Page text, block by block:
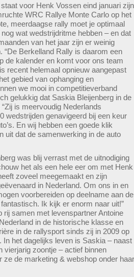
voor Henk Vossen eind januari zijn
WRC Rallye Monte Carlo op het
meerdaagse rally moet je optimaal
wat wedstrijdritme hebben – en dat
van het jaar zijn er weinig
“De Berkelland Rally is daarom een
de kalender en komt voor ons team
recent helemaal opnieuw aangepast
gebied van ophanging en
we mooi in competitieverband
gelukkig dat Saskia Bleijenberg in de
“Zij is meervoudig Nederlands
wedstrijden genavigeerd bij een keur
En wij hebben een goede klik
uit dat de samenwerking in de auto
was blij verrast met de uitnodiging
het als een hele eer om met Henk
zoveel meegemaakt en zijn
in Nederland. Om ons in en
voorbereiden op deelname aan de
Ik kijk er enorm naar uit!”
rij samen met levenspartner Antoine
in de historische klasse en
in de rallysport sinds zij in 2009 op
In het dagelijks leven is Saskia – naast
vierjarig zoontje – actief binnen
ze de marketing & webshop onder haar